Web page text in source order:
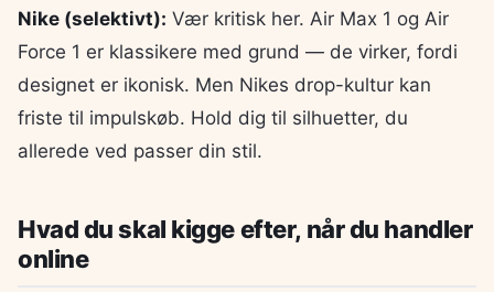
Nike (selektivt): Vær kritisk her. Air Max 1 og Air
Force 1 er klassikere med grund — de virker, fordi
designet er ikonisk. Men Nikes drop-kultur kan
friste til impulskøb. Hold dig til silhuetter, du
allerede ved passer din stil.
Hvad du skal kigge efter, når du handler
online